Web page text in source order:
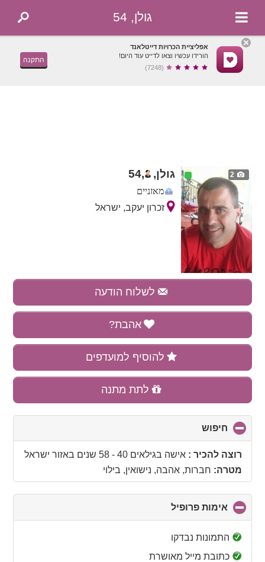
גולן, 54
אפליציית הכרויות דייטלאנד
הורידו עכשיו וצאו לדייט עוד היום!
(7248)
התקנה
2 גולן, ,
54
מאזניים
זכרון יעקב, ישראל
לשלוח הודעה
אהבת?
להוסיף למועדפים
לתת מתנה
חיפוש
to
collapseרוצה להכיר :אישה בגילאים 40 - 58 שנים באזור ישראל
מטרה: חברות, אהבה, נישואין, בילוי
אימות פרופיל
to
התמונות נבדקו
כתובת מייל מאושרת